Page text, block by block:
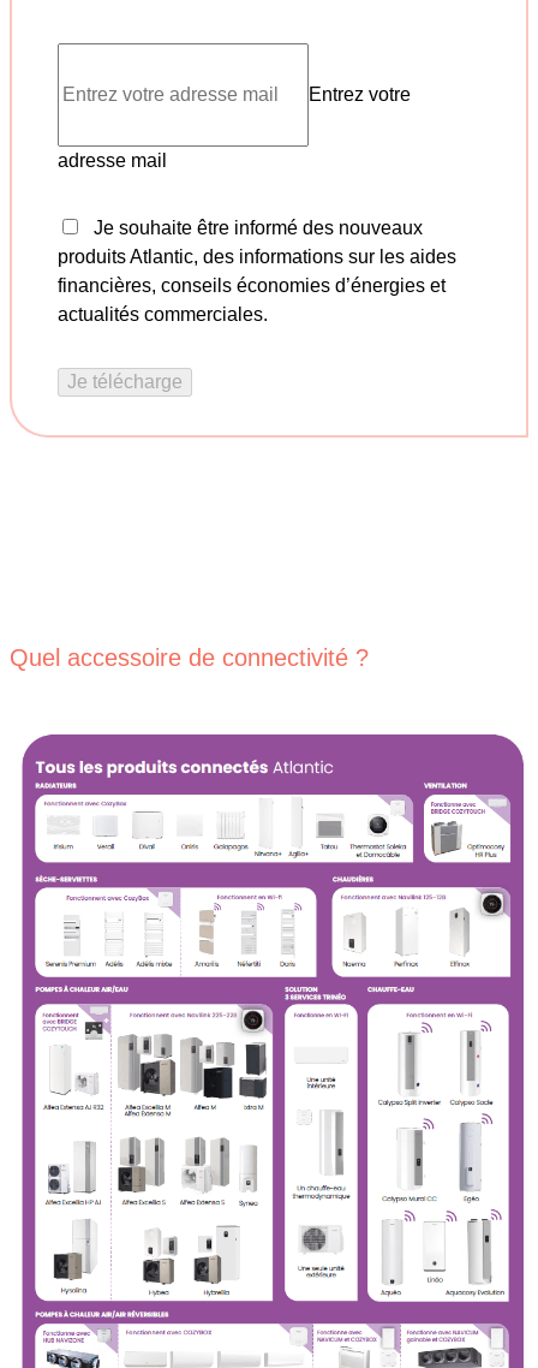
Entrez votre
adresse mail
Je télécharge
Je souhaite être informé des nouveaux
produits Atlantic, des informations sur les aides
financières, conseils économies d’énergies et
actualités commerciales.
Quel accessoire de connectivité ?